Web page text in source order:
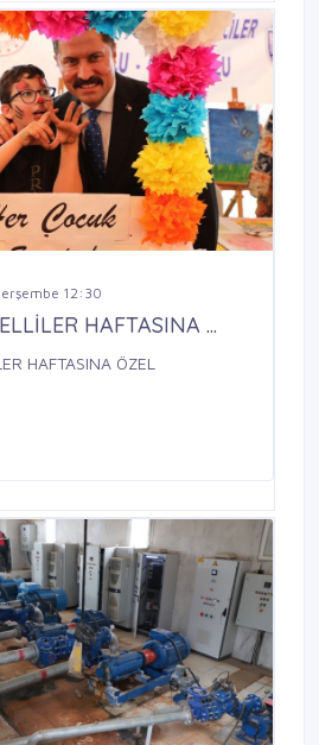
12:30
HAFTASINA ...
HAFTASINA ÖZEL